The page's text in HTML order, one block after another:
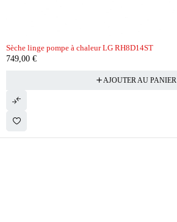
Sèche linge pompe à chaleur LG RH8D14ST
749,00 €
AJOUTER AU PANIER